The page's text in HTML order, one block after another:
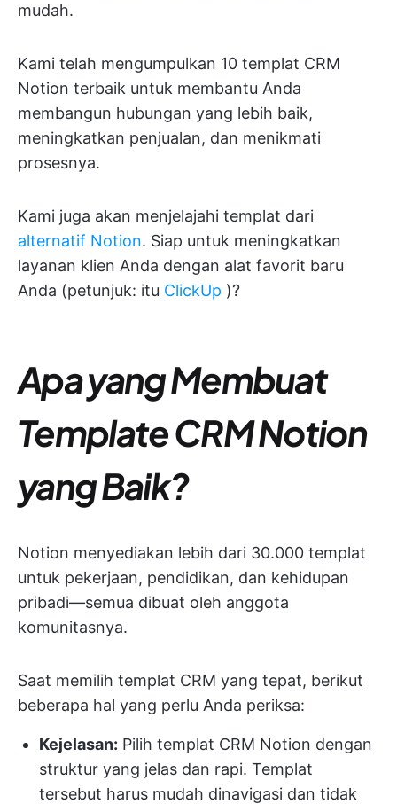
mudah.
Kami telah mengumpulkan 10 templat CRM
Notion terbaik untuk membantu Anda
membangun hubungan yang lebih baik,
meningkatkan penjualan, dan menikmati
prosesnya.
Kami juga akan menjelajahi templat dari
alternatif Notion. Siap untuk meningkatkan
layanan klien Anda dengan alat favorit baru
Anda (petunjuk: itu ClickUp )?
Apa yang Membuat
Template CRM Notion
yang Baik?
Notion menyediakan lebih dari 30.000 templat
untuk pekerjaan, pendidikan, dan kehidupan
pribadi—semua dibuat oleh anggota
komunitasnya.
Saat memilih templat CRM yang tepat, berikut
beberapa hal yang perlu Anda periksa:
Kejelasan: Pilih templat CRM Notion dengan
struktur yang jelas dan rapi. Templat
tersebut harus mudah dinavigasi dan tidak